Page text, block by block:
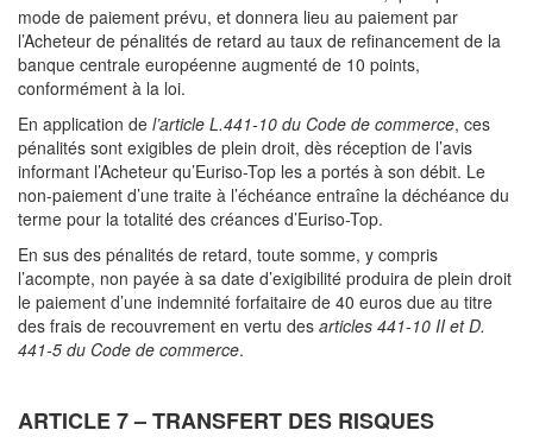
mode de paiement prévu, et donnera lieu au paiement par
l’Acheteur de pénalités de retard au taux de refinancement de la
banque centrale européenne augmenté de 10 points,
conformément à la loi.
En application de l’article L.441-10 du Code de commerce, ces
pénalités sont exigibles de plein droit, dès réception de l’avis
informant l’Acheteur qu’Euriso-Top les a portés à son débit. Le
non-paiement d’une traite à l’échéance entraîne la déchéance du
terme pour la totalité des créances d’Euriso-Top.
En sus des pénalités de retard, toute somme, y compris
l’acompte, non payée à sa date d’exigibilité produira de plein droit
le paiement d’une indemnité forfaitaire de 40 euros due au titre
des frais de recouvrement en vertu des articles 441-10 II et D.
441-5 du Code de commerce.
ARTICLE 7 – TRANSFERT DES RISQUES